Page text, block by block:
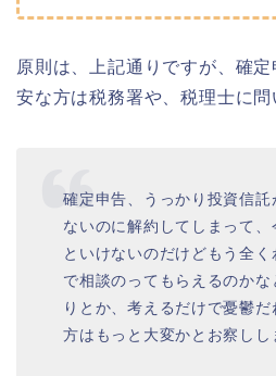
原則は、上記通りですが、確
安な方は税務署や、税理士に問
確定申告、うっかり投資信託
ないのに解約してしまって
といけないのだけどもう全
で相談のってもらえるのかな
りとか、考えるだけで憂鬱
方はもっと大変かとお察しし